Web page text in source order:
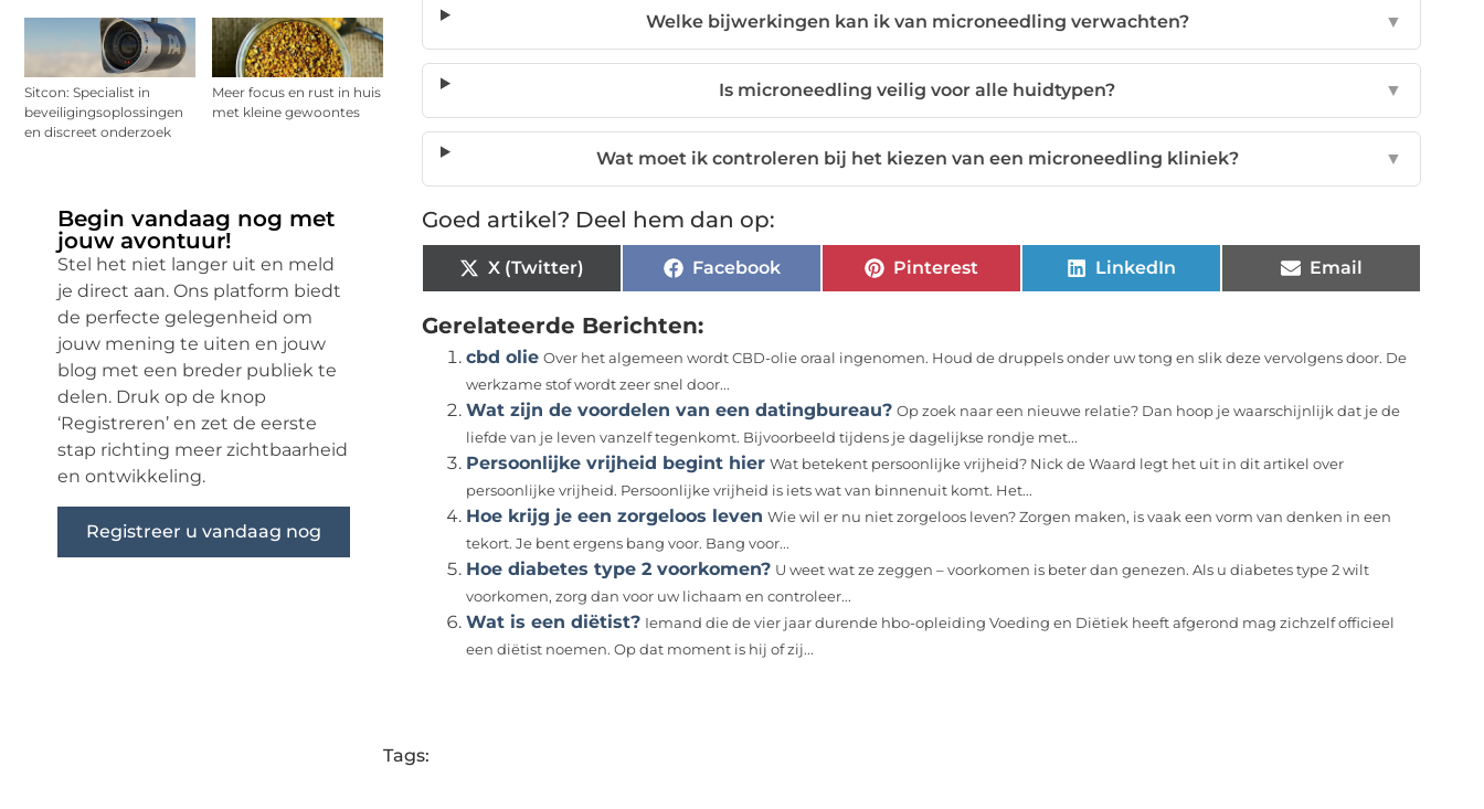
Sitcon: Specialist in
beveiligingsoplossingen
en discreet onderzoek
Meer focus en rust in huis
met kleine gewoontes
Begin vandaag nog met
jouw avontuur!
Stel het niet langer uit en meld
je direct aan. Ons platform biedt
de perfecte gelegenheid om
jouw mening te uiten en jouw
blog met een breder publiek te
delen. Druk op de knop
‘Registreren’ en zet de eerste
stap richting meer zichtbaarheid
en ontwikkeling.
Registreer u vandaag nog
Welke bijwerkingen kan ik van microneedling verwachten? ▼
Is microneedling veilig voor alle huidtypen? ▼
Wat moet ik controleren bij het kiezen van een microneedling kliniek? ▼
Goed artikel? Deel hem dan op:
X (Twitter) Facebook Pinterest LinkedIn Email
Gerelateerde Berichten:
cbd olie Over het algemeen wordt CBD-olie oraal ingenomen. Houd de druppels onder uw tong en slik deze vervolgens door. De
werkzame stof wordt zeer snel door...
Wat zijn de voordelen van een datingbureau? Op zoek naar een nieuwe relatie? Dan hoop je waarschijnlijk dat je de
liefde van je leven vanzelf tegenkomt. Bijvoorbeeld tijdens je dagelijkse rondje met...
Persoonlijke vrijheid begint hier Wat betekent persoonlijke vrijheid? Nick de Waard legt het uit in dit artikel over
persoonlijke vrijheid. Persoonlijke vrijheid is iets wat van binnenuit komt. Het...
Hoe krijg je een zorgeloos leven Wie wil er nu niet zorgeloos leven? Zorgen maken, is vaak een vorm van denken in een
tekort. Je bent ergens bang voor. Bang voor...
Hoe diabetes type 2 voorkomen? U weet wat ze zeggen – voorkomen is beter dan genezen. Als u diabetes type 2 wilt
voorkomen, zorg dan voor uw lichaam en controleer...
Wat is een diëtist? Iemand die de vier jaar durende hbo-opleiding Voeding en Diëtiek heeft afgerond mag zichzelf officieel
een diëtist noemen. Op dat moment is hij of zij...
Tags: